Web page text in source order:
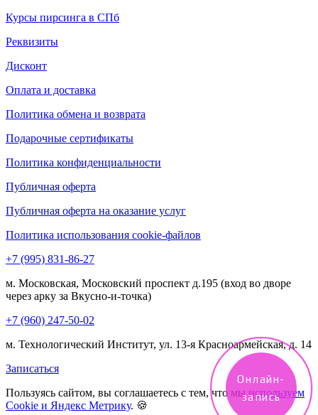
Курсы пирсинга в СПб
Реквизиты
Дисконт
Оплата и доставка
Политика обмена и возврата
Подарочные сертификаты
Политика конфиденциальности
Публичная оферта
Публичная оферта на оказание услуг
Политика использования cookie-файлов
+7 (995) 831-86-27‬
м. Московская, Московский проспект д.195 (вход во дворе
через арку за Вкусно-и-точка)
+7 (960) 247-50-02
м. Технологический Институт, ул. 13-я Красноармейская, д. 14
Записаться
Пользуясь сайтом, вы соглашаетесь с тем, что мыиспользуем
Cookie и Яндекс Метрику. 🍪
Онлайн-
запись